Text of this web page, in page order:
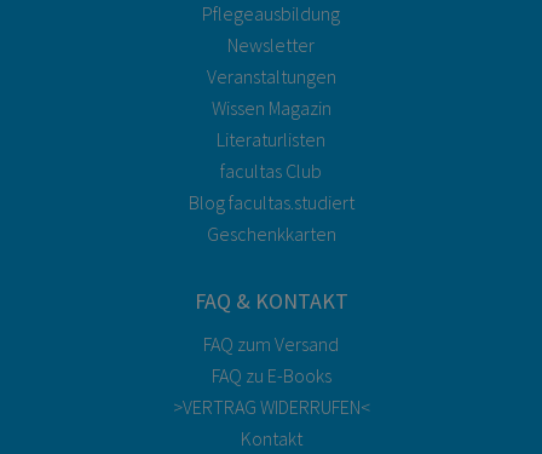
Pflegeausbildung
Newsletter
Veranstaltungen
Wissen Magazin
Literaturlisten
facultas Club
Blog facultas.studiert
Geschenkkarten
FAQ & KONTAKT
FAQ zum Versand
FAQ zu E-Books
>VERTRAG WIDERRUFEN<
Kontakt